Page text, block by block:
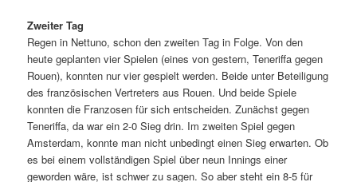
Zweiter Tag
Regen in Nettuno, schon den zweiten Tag in Folge. Von den
heute geplanten vier Spielen (eines von gestern, Teneriffa gegen
Rouen), konnten nur vier gespielt werden. Beide unter Beteiligung
des französischen Vertreters aus Rouen. Und beide Spiele
konnten die Franzosen für sich entscheiden. Zunächst gegen
Teneriffa, da war ein 2-0 Sieg drin. Im zweiten Spiel gegen
Amsterdam, konnte man nicht unbedingt einen Sieg erwarten. Ob
es bei einem vollständigen Spiel über neun Innings einer
geworden wäre, ist schwer zu sagen. So aber steht ein 8-5 für